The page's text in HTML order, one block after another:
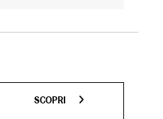
SCOPRI